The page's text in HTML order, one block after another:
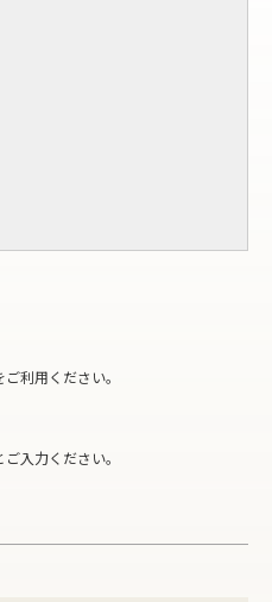
利用ください。
入力ください。